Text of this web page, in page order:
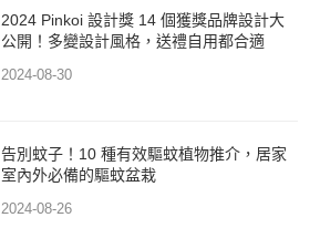
2024 Pinkoi 設計獎 14 個獲獎品牌設計大
公開！多變設計風格，送禮自用都合適
2024-08-30
告別蚊子！10 種有效驅蚊植物推介，居家
室內外必備的驅蚊盆栽
2024-08-26